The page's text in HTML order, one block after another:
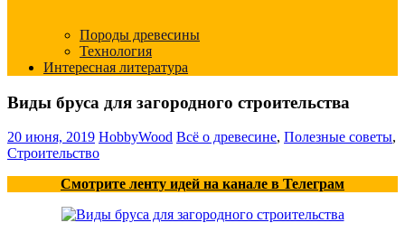
Породы древесины
Технология
Интересная литература
Виды бруса для загородного строительства
20 июня, 2019 HobbyWood Всё о древесине, Полезные советы,
Строительство
Смотрите ленту идей на канале в Телеграм